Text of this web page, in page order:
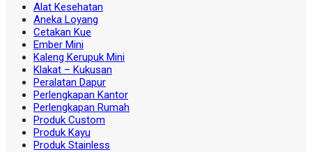
Alat Kesehatan
Aneka Loyang
Cetakan Kue
Ember Mini
Kaleng Kerupuk Mini
Klakat – Kukusan
Peralatan Dapur
Perlengkapan Kantor
Perlengkapan Rumah
Produk Custom
Produk Kayu
Produk Stainless